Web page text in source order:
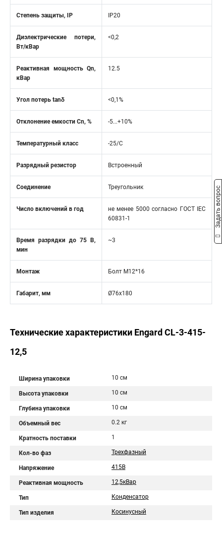
Степень защиты, IP IP20
Диэлектрические потери,
Вт/кВар
<0,2
Реактивная мощность Qn,
кВар
12.5
Угол потерь tanδ <0,1%
Отклонение емкости Cn, % -5...+10%
Температурный класс -25/С
Разрядный резистор Встроенный
Соединение Треугольник
Число включений в год
не менее 5000 согласно ГОСТ IEC
60831-1
Время разрядки до 75 В,
мин
~3
Монтаж Болт М12*16
Габарит, мм Ø76х180
Технические характеристики Engard CL-3-415-
12,5
Ширина упаковки 10 см
Высота упаковки 10 см
Глубина упаковки 10 см
Объемный вес 0.2 кг
Кратность поставки 1
Кол-во фаз Трехфазный
Напряжение 415В
Реактивная мощность 12,5кВар
Тип Конденсатор
Тип изделия Косинусный
Задать вопрос